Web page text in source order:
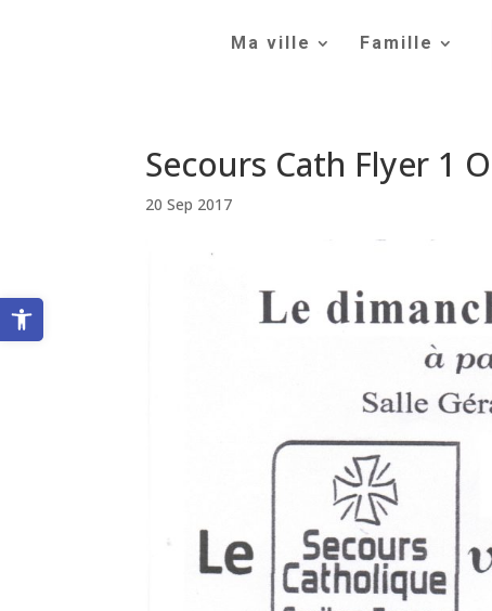
Ouvrir la barre d’outils
Ma ville Famille
Secours Cath Flyer 1
20 Sep 2017